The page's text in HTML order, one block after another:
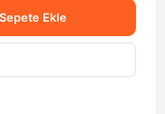
Sepete Ekle